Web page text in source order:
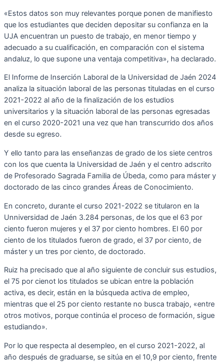
«Estos datos son muy relevantes porque ponen de manifiesto
que los estudiantes que deciden depositar su confianza en la
UJA encuentran un puesto de trabajo, en menor tiempo y
adecuado a su cualificación, en comparación con el sistema
andaluz, lo que supone una ventaja competitiva», ha declarado.
El Informe de Inserción Laboral de la Universidad de Jaén 2024
analiza la situación laboral de las personas tituladas en el curso
2021-2022 al año de la finalización de los estudios
universitarios y la situación laboral de las personas egresadas
en el curso 2020-2021 una vez que han transcurrido dos años
desde su egreso.
Y ello tanto para las enseñanzas de grado de los siete centros
con los que cuenta la Universidad de Jaén y el centro adscrito
de Profesorado Sagrada Familia de Úbeda, como para máster y
doctorado de las cinco grandes Áreas de Conocimiento.
En concreto, durante el curso 2021-2022 se titularon en la
Unniversidad de Jaén 3.284 personas, de los que el 63 por
ciento fueron mujeres y el 37 por ciento hombres. El 60 por
ciento de los titulados fueron de grado, el 37 por ciento, de
máster y un tres por ciento, de doctorado.
Ruiz ha precisado que al año siguiente de concluir sus estudios,
el 75 por cienot los titulados se ubican entre la población
activa, es decir, están en la búsqueda activa de empleo,
mientras que el 25 por ciento restante no busca trabajo, «entre
otros motivos, porque continúa el proceso de formación, sigue
estudiando».
Por lo que respecta al desempleo, en el curso 2021-2022, al
año después de graduarse, se sitúa en el 10,9 por ciento, frente